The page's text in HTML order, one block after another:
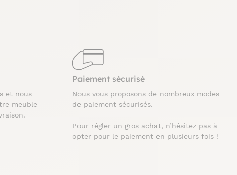
et nous
meuble
Paiement sécurisé
Nous vous proposons de nombreux modes
de paiement sécurisés.
Pour régler un gros achat, n’hésitez pas à
opter pour le paiement en plusieurs fois !